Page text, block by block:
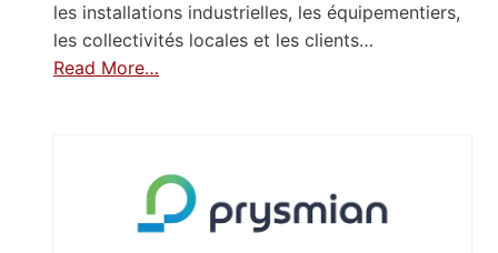
les installations industrielles, les équipementiers,
les collectivités locales et les clients…
Read More…